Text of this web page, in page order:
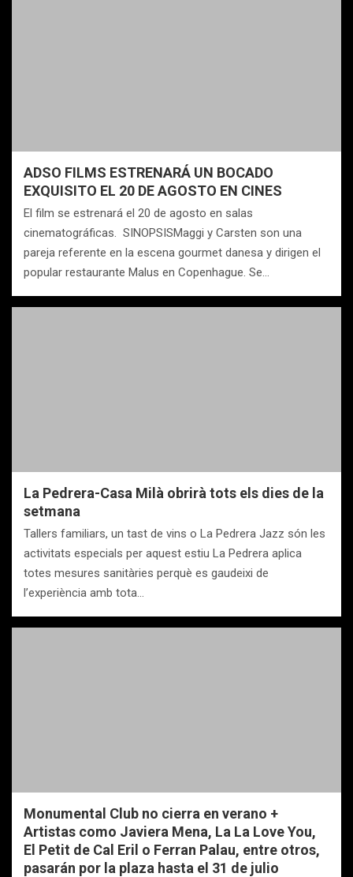
ADSO FILMS ESTRENARÁ UN BOCADO
EXQUISITO EL 20 DE AGOSTO EN CINES
El film se estrenará el 20 de agosto en salas
cinematográficas. SINOPSISMaggi y Carsten son una
pareja referente en la escena gourmet danesa y dirigen el
popular restaurante Malus en Copenhague. Se…
La Pedrera-Casa Milà obrirà tots els dies de la
setmana
Tallers familiars, un tast de vins o La Pedrera Jazz són les
activitats especials per aquest estiu La Pedrera aplica
totes mesures sanitàries perquè es gaudeixi de
l’experiència amb tota…
Monumental Club no cierra en verano +
Artistas como Javiera Mena, La La Love You,
El Petit de Cal Eril o Ferran Palau, entre otros,
pasarán por la plaza hasta el 31 de julio